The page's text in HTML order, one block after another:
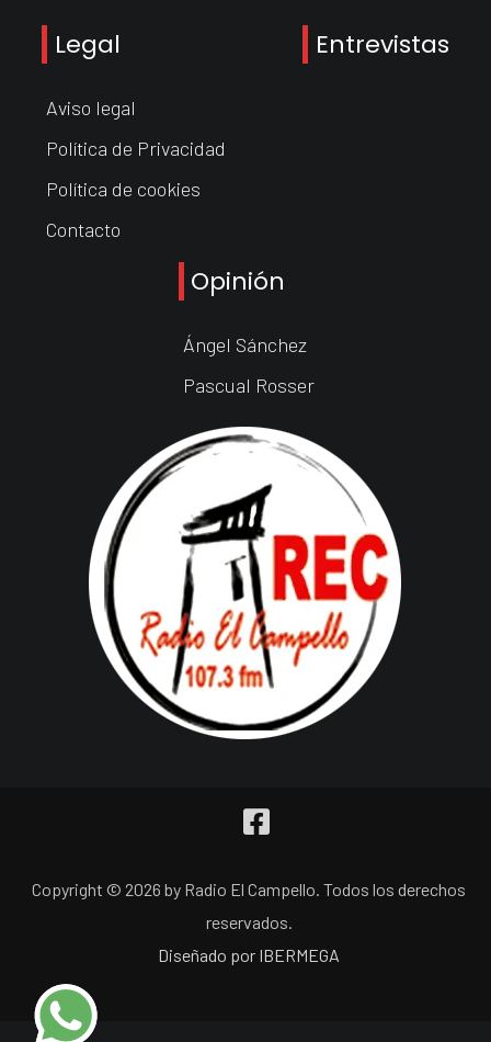
Legal
Aviso legal
Política de Privacidad
Política de cookies
Contacto
Entrevistas
Opinión
Ángel Sánchez
Pascual Rosser
Copyright © 2026 by Radio El Campello. Todos los derechos
reservados.
Diseñado por IBERMEGA